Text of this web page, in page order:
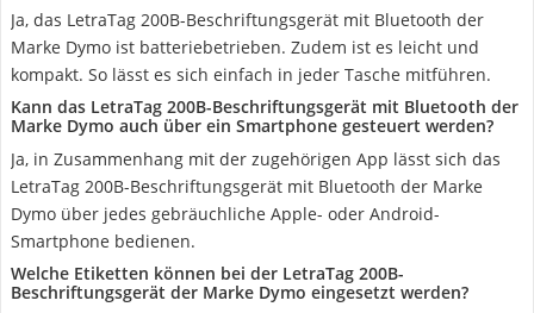
Ja, das LetraTag 200B-Beschriftungsgerät mit Bluetooth der
Marke Dymo ist batteriebetrieben. Zudem ist es leicht und
kompakt. So lässt es sich einfach in jeder Tasche mitführen.
Kann das LetraTag 200B-Beschriftungsgerät mit Bluetooth der
Marke Dymo auch über ein Smartphone gesteuert werden?
Ja, in Zusammenhang mit der zugehörigen App lässt sich das
LetraTag 200B-Beschriftungsgerät mit Bluetooth der Marke
Dymo über jedes gebräuchliche Apple- oder Android-
Smartphone bedienen.
Welche Etiketten können bei der LetraTag 200B-
Beschriftungsgerät der Marke Dymo eingesetzt werden?